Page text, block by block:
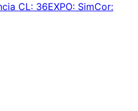
CL: 36EXPO: SimCor: